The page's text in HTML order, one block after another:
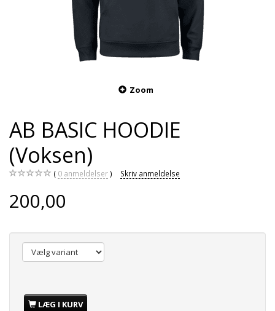
Zoom
AB BASIC HOODIE
(Voksen)
0 anmeldelser Skriv anmeldelse
200,00
LÆG I KURV